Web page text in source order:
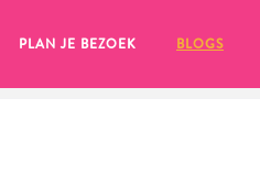
PLAN JE BEZOEK BLOGS